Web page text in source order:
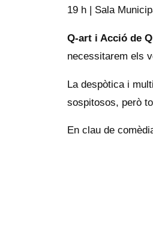
19 h | Sala
Q-art i Acció de
necessitarem els
La despòtica i
sospitosos, però
En clau de